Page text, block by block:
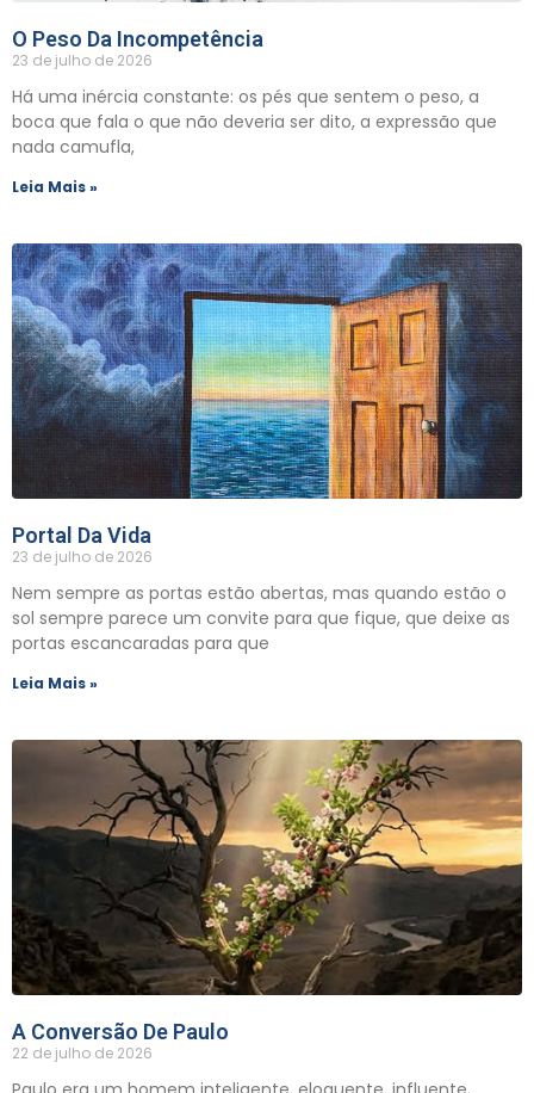
O Peso Da Incompetência
23 de julho de 2026
Há uma inércia constante: os pés que sentem o peso, a
boca que fala o que não deveria ser dito, a expressão que
nada camufla,
Leia Mais »
Portal Da Vida
23 de julho de 2026
Nem sempre as portas estão abertas, mas quando estão o
sol sempre parece um convite para que fique, que deixe as
portas escancaradas para que
Leia Mais »
A Conversão De Paulo
22 de julho de 2026